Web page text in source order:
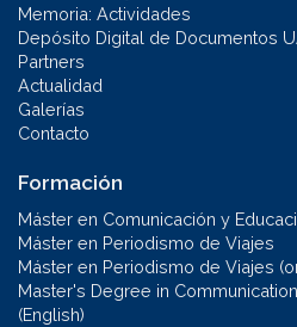
Memoria: Actividades
Depósito Digital de Documentos
Partners
Actualidad
Galerías
Contacto
Formación
Máster en Comunicación y
Máster en Periodismo de Viajes
Máster en Periodismo de Viajes
Master's Degree in
(English)